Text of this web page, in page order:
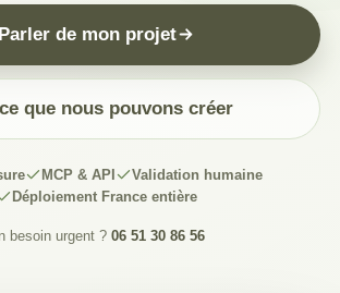
Parler de mon projet
que nous pouvons créer
MCP & API
Validation humaine
Déploiement France entière
besoin urgent ? 06 51 30 86 56